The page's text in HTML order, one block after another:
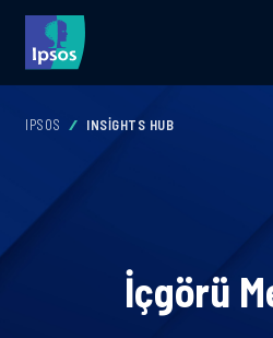
IPSOS INSIGHTS HUB
İçgörü